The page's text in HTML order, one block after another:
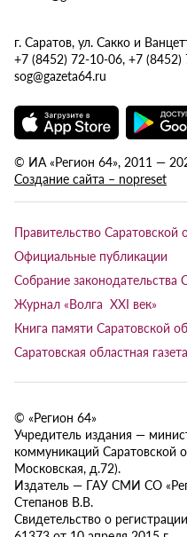
г. Саратов, ул. Сакко и
+7 (8452) 72-10-06, +7 (8452)
sog@gazeta64.ru
© ИА «Регион 64», 2011 —
Создание сайта – nopreset
Правительство Саратовской
Официальные публикации
Собрание законодательства
Журнал «Волга XXI век»
Книга памяти Саратовской
Саратовская областная газета
© «Регион 64»
Учредитель издания —
коммуникаций Саратовской
Московская, д.72).
Издатель — ГАУ СМИ СО
Степанов В.В.
Свидетельство о